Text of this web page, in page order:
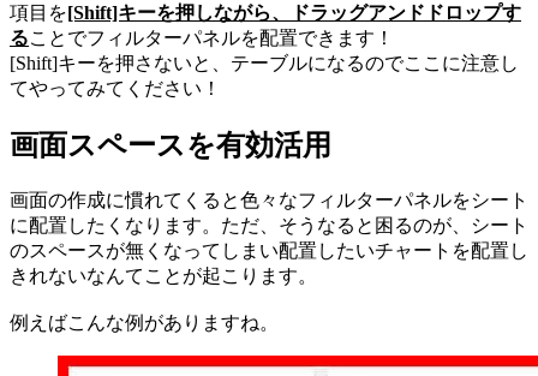
項目を[Shift]キーを押しながら、ドラッグアンドドロップす
ることでフィルターパネルを配置できます！
[Shift]キーを押さないと、テーブルになるのでここに注意し
てやってみてください！
画面スペースを有効活用
画面の作成に慣れてくると色々なフィルターパネルをシート
に配置したくなります。ただ、そうなると困るのが、シート
のスペースが無くなってしまい配置したいチャートを配置し
きれないなんてことが起こります。
例えばこんな例がありますね。